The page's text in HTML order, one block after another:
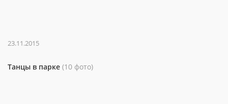
23.11.2015
Танцы в парке (10 фото)